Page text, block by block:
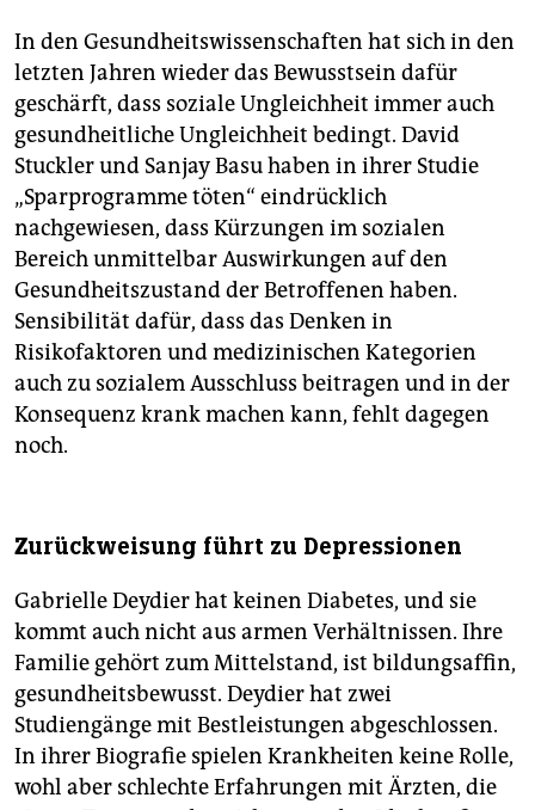
In den Gesundheitswissenschaften hat sich in den
letzten Jahren wieder das Bewusstsein dafür
geschärft, dass soziale Ungleichheit immer auch
gesundheitliche Ungleichheit bedingt. David
Stuckler und Sanjay Basu haben in ihrer Studie
„Sparprogramme töten“ eindrücklich
nachgewiesen, dass Kürzungen im sozialen
Bereich unmittelbar Auswirkungen auf den
Gesundheitszustand der Betroffenen haben.
Sensibilität dafür, dass das Denken in
Risikofaktoren und medizinischen Kategorien
auch zu sozialem Ausschluss beitragen und in der
Konsequenz krank machen kann, fehlt dagegen
noch.
Zurückweisung führt zu Depressionen
Gabrielle Deydier hat keinen Diabetes, und sie
kommt auch nicht aus armen Verhältnissen. Ihre
Familie gehört zum Mittelstand, ist bildungsaffin,
gesundheitsbewusst. Deydier hat zwei
Studiengänge mit Bestleistungen abgeschlossen.
In ihrer Biografie spielen Krankheiten keine Rolle,
wohl aber schlechte Erfahrungen mit Ärzten, die